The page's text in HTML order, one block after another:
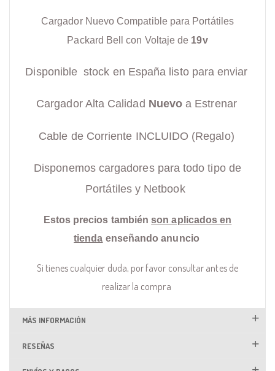
Cargador Nuevo Compatible para Portátiles
Packard Bell con Voltaje de 19v
Disponible stock en España listo para enviar
Cargador Alta Calidad Nuevo a Estrenar
Cable de Corriente INCLUIDO (Regalo)
Disponemos cargadores para todo tipo de
Portátiles y Netbook
Estos precios también son aplicados en
tienda enseñando anuncio
Si tienes cualquier duda, por favor consultar antes de
realizar la compra
MÁS INFORMACIÓN
RESEÑAS